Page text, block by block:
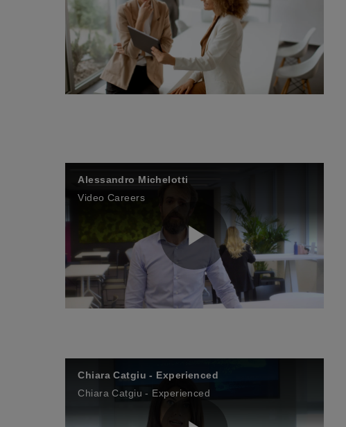
Alessandro Michelotti
Video Careers
P
a
Chiara Catgiu - Experienced
Chiara Catgiu - Experienced